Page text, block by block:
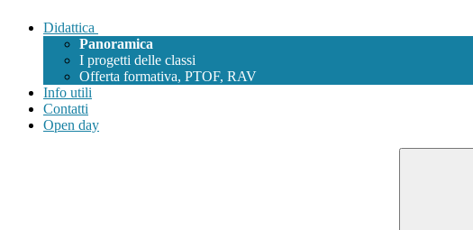
Didattica
Panoramica
I progetti delle classi
Offerta formativa, PTOF, RAV
Info utili
Contatti
Open day